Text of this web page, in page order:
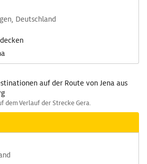
Deutschland
auf der Route von Jena aus
dem Verlauf der Strecke Gera.